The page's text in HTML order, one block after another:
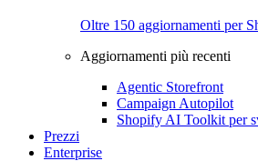
Oltre 150 aggiornamenti per
Aggiornamenti più recenti
Agentic Storefront
Campaign Autopilot
Shopify AI Toolkit per
Prezzi
Enterprise